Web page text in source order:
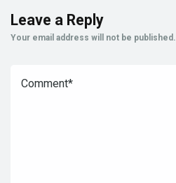
Leave a Reply
Your email address will not be published.